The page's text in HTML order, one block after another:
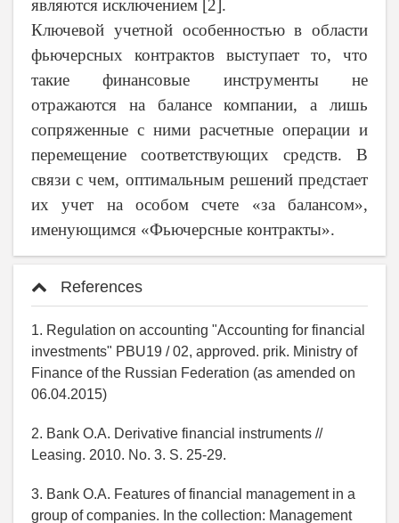
являются исключением [2].
Ключевой учетной особенностью в области
фьючерсных контрактов выступает то, что
такие финансовые инструменты не
отражаются на балансе компании, а лишь
сопряженные с ними расчетные операции и
перемещение соответствующих средств. В
связи с чем, оптимальным решений предстает
их учет на особом счете «за балансом»,
именующимся «Фьючерсные контракты».
References
1. Regulation on accounting "Accounting for financial
investments" PBU19 / 02, approved. prik. Ministry of
Finance of the Russian Federation (as amended on
06.04.2015)
2. Bank O.A. Derivative financial instruments //
Leasing. 2010. No. 3. S. 25-29.
3. Bank O.A. Features of financial management in a
group of companies. In the collection: Management